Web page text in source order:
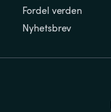
Fordel verden
Nyhetsbrev